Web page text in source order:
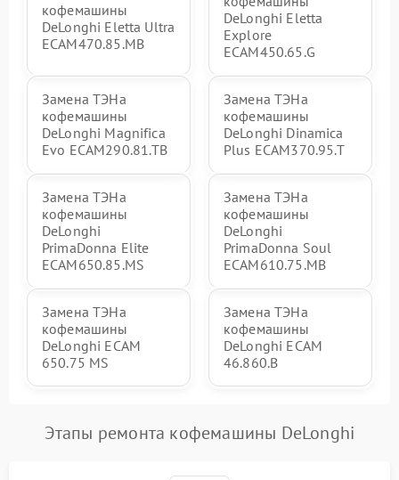
кофемашины
DeLonghi Eletta Ultra
ECAM470.85.MB
DeLonghi Eletta
Explore
ECAM450.65.G
Замена ТЭНа
кофемашины
DeLonghi Magnifica
Evo ECAM290.81.TB
Замена ТЭНа
кофемашины
DeLonghi Dinamica
Plus ECAM370.95.T
Замена ТЭНа
кофемашины
DeLonghi
PrimaDonna Elite
ECAM650.85.MS
Замена ТЭНа
кофемашины
DeLonghi
PrimaDonna Soul
ECAM610.75.MB
Замена ТЭНа
кофемашины
DeLonghi ECAM
650.75 MS
Замена ТЭНа
кофемашины
DeLonghi ECAM
46.860.B
Этапы ремонта кофемашины DeLonghi